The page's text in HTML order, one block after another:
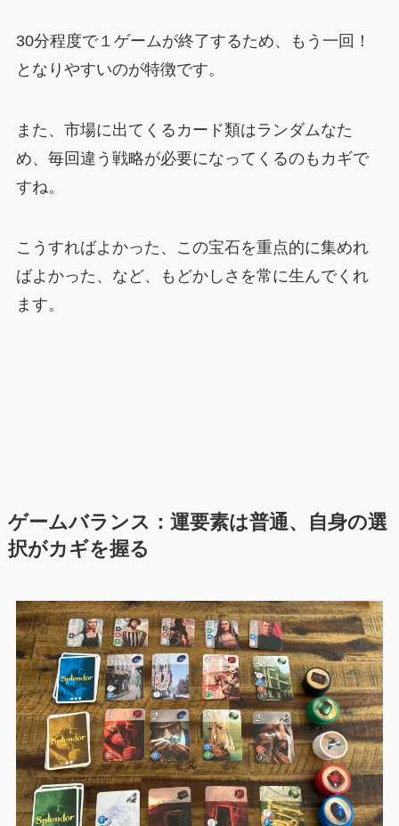
30分程度で１ゲームが終了するため、もう一回！
となりやすいのが特徴です。
また、市場に出てくるカード類はランダムなた
め、毎回違う戦略が必要になってくるのもカギで
すね。
こうすればよかった、この宝石を重点的に集めれ
ばよかった、など、もどかしさを常に生んでくれ
ます。
ゲームバランス ：運要素は普通、自身の選
択がカギを握る